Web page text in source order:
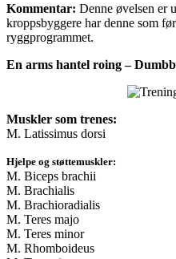
Kommentar: Denne øvelsen er
kroppsbyggere har denne som
ryggprogrammet.
En arms hantel roing –
Muskler som trenes:
M. Latissimus dorsi
Hjelpe og støttemuskler:
M. Biceps brachii
M. Brachialis
M. Brachioradialis
M. Teres majo
M. Teres minor
M. Rhomboideus